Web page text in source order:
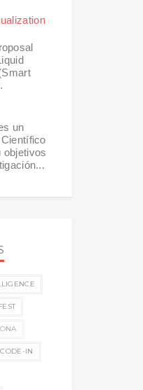
un
objetivos
IN